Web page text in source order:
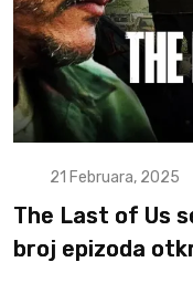
21 Februara, 2025
The Last of Us
broj epizoda